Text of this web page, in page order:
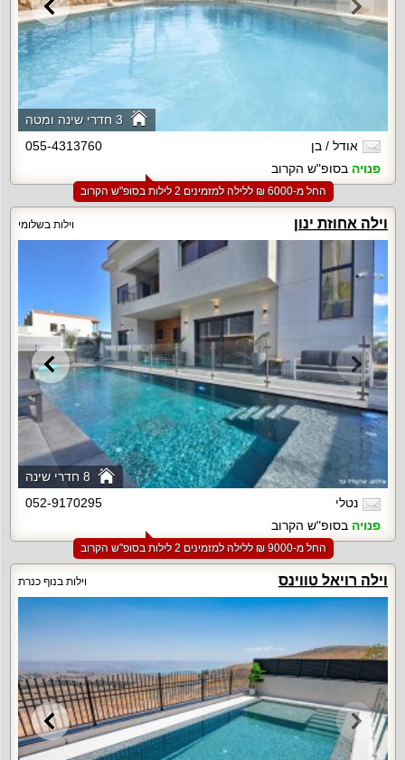
3 חדרי שינה ומטה
אודל / בן
055-4313760
פנויה בסופ"ש הקרוב
החל מ-‏6000 ₪ ללילה למזמינים 2 לילות בסופ"ש הקרוב
וילה אחוזת ינון וילות בשלומי
8 חדרי שינה
נטלי
052-9170295
פנויה בסופ"ש הקרוב
החל מ-‏9000 ₪ ללילה למזמינים 2 לילות בסופ"ש הקרוב
וילה רויאל טווינס וילות בנוף כנרת